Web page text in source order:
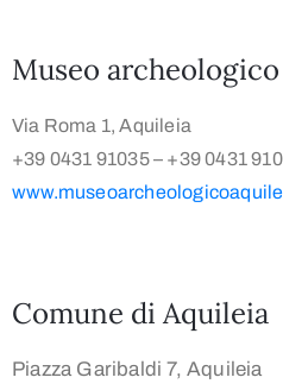
Museo
Via Roma 1, Aquileia
+39 0431 91035 – +39 0431
Comune di Aquileia
Piazza Garibaldi 7, Aquileia